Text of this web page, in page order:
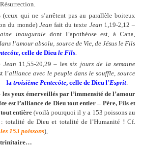
(ceux qui ne s’arrêtent pas au parallèle boiteux
du monde) Jean fait du texte Jean 1,19-2,12 –
inauguraledont l’apothéose est, à Cana,
l’amour absolu, source de Vie, de Jésus le Fils
, celle de Dieu le Fils.
Jean 11,55-20,29 – lessix jours de la semaine
l’alliance avec le peuple dans le souffle, source
– la troisième Pentecôte, celle de Dieu l’Esprit.
yeux émerveillés par l’immensité de l’amour
est l’alliance de Dieu tout entier – Père, Fils et
entière (voilà pourquoi il y a 153 poissons au
totalité de Dieu et totalité de l’Humanité ! Cf.
153 poissons),
trinitaire…